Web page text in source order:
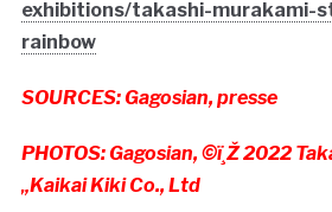
exhibitions/takashi-murakami-
rainbow
SOURCES: Gagosian, presse
PHOTOS: Gagosian, ©ï¸Ž 2022
„Kaikai Kiki Co., Ltd